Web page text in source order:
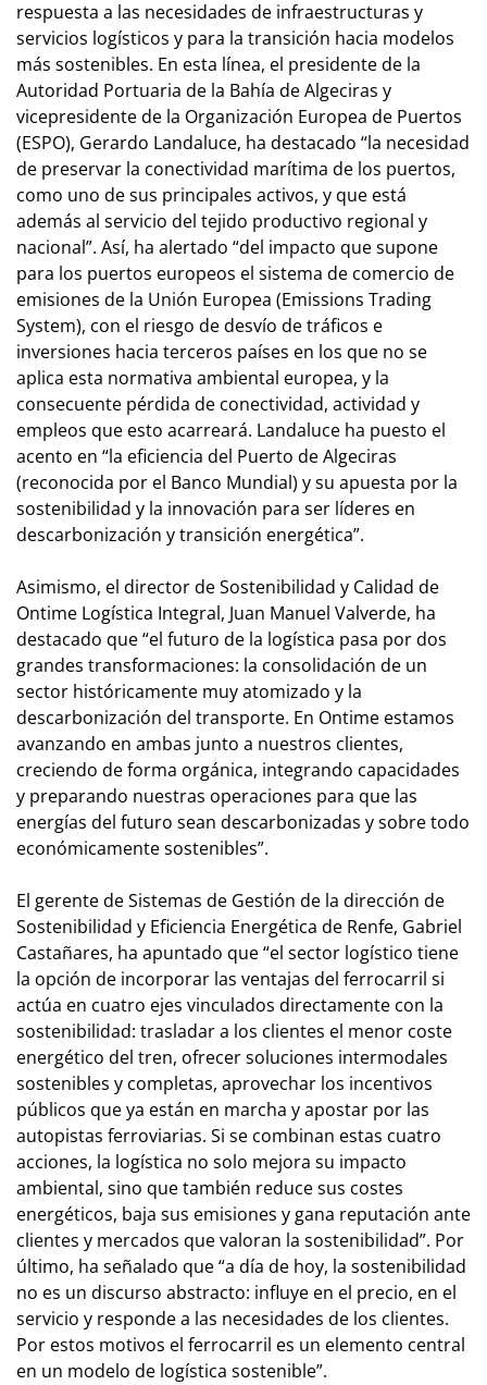
respuesta a las necesidades de infraestructuras y
servicios logísticos y para la transición hacia modelos
más sostenibles. En esta línea, el presidente de la
Autoridad Portuaria de la Bahía de Algeciras y
vicepresidente de la Organización Europea de Puertos
(ESPO), Gerardo Landaluce, ha destacado “la necesidad
de preservar la conectividad marítima de los puertos,
como uno de sus principales activos, y que está
además al servicio del tejido productivo regional y
nacional”. Así, ha alertado “del impacto que supone
para los puertos europeos el sistema de comercio de
emisiones de la Unión Europea (Emissions Trading
System), con el riesgo de desvío de tráficos e
inversiones hacia terceros países en los que no se
aplica esta normativa ambiental europea, y la
consecuente pérdida de conectividad, actividad y
empleos que esto acarreará. Landaluce ha puesto el
acento en “la eficiencia del Puerto de Algeciras
(reconocida por el Banco Mundial) y su apuesta por la
sostenibilidad y la innovación para ser líderes en
descarbonización y transición energética”.
Asimismo, el director de Sostenibilidad y Calidad de
Ontime Logística Integral, Juan Manuel Valverde, ha
destacado que “el futuro de la logística pasa por dos
grandes transformaciones: la consolidación de un
sector históricamente muy atomizado y la
descarbonización del transporte. En Ontime estamos
avanzando en ambas junto a nuestros clientes,
creciendo de forma orgánica, integrando capacidades
y preparando nuestras operaciones para que las
energías del futuro sean descarbonizadas y sobre todo
económicamente sostenibles”.
El gerente de Sistemas de Gestión de la dirección de
Sostenibilidad y Eficiencia Energética de Renfe, Gabriel
Castañares, ha apuntado que “el sector logístico tiene
la opción de incorporar las ventajas del ferrocarril si
actúa en cuatro ejes vinculados directamente con la
sostenibilidad: trasladar a los clientes el menor coste
energético del tren, ofrecer soluciones intermodales
sostenibles y completas, aprovechar los incentivos
públicos que ya están en marcha y apostar por las
autopistas ferroviarias. Si se combinan estas cuatro
acciones, la logística no solo mejora su impacto
ambiental, sino que también reduce sus costes
energéticos, baja sus emisiones y gana reputación ante
clientes y mercados que valoran la sostenibilidad”. Por
último, ha señalado que “a día de hoy, la sostenibilidad
no es un discurso abstracto: influye en el precio, en el
servicio y responde a las necesidades de los clientes.
Por estos motivos el ferrocarril es un elemento central
en un modelo de logística sostenible”.